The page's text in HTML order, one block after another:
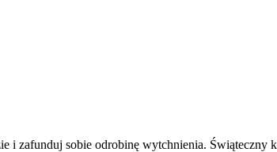
i zafunduj sobie odrobinę wytchnienia. Świąteczny